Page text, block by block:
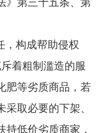
》第三十五条、第
，构成帮助侵权
着粗制滥造的服
肥等劣质商品，若
取必要的下架、
低价劣质商家，